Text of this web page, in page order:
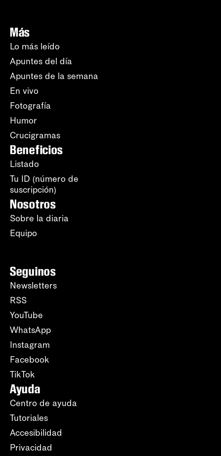
Más
Lo más leído
Apuntes del día
Apuntes de la semana
En vivo
Fotografía
Humor
Crucigramas
Beneficios
Listado
Tu ID (número de
suscripción)
Nosotros
Sobre la diaria
Equipo
Seguinos
Newsletters
RSS
YouTube
WhatsApp
Instagram
Facebook
TikTok
Ayuda
Centro de ayuda
Tutoriales
Accesibilidad
Privacidad